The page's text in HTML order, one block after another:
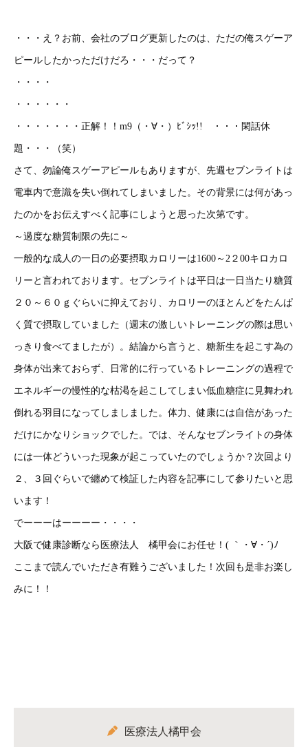
・・・え？お前、会社のブログ更新したのは、ただの俺スゲーア
ピールしたかっただけだろ・・・だって？
・・・・
・・・・・・
・・・・・・・正解！！m9（・∀・）ﾋﾞｼｯ!! ・・・閑話休
題・・・（笑）
さて、勿論俺スゲーアピールもありますが、先週セブンライトは
電車内で意識を失い倒れてしまいました。その背景には何があっ
たのかをお伝えすべく記事にしようと思った次第です。
～過度な糖質制限の先に～
一般的な成人の一日の必要摂取カロリーは1600～2２00キロカロ
リーと言われております。セブンライトは平日は一日当たり糖質
２０～６０ｇぐらいに抑えており、カロリーのほとんどをたんぱ
く質で摂取していました（週末の激しいトレーニングの際は思い
っきり食べてましたが）。結論から言うと、糖新生を起こす為の
身体が出来ておらず、日常的に行っているトレーニングの過程で
エネルギーの慢性的な枯渇を起こしてしまい低血糖症に見舞われ
倒れる羽目になってしましました。体力、健康には自信があった
だけにかなりショックでした。では、そんなセブンライトの身体
には一体どういった現象が起こっていたのでしょうか？次回より
２、３回ぐらいで纏めて検証した内容を記事にして参りたいと思
います！
でーーーはーーーー・・・・
大阪で健康診断なら医療法人 橘甲会にお任せ！( ｀・∀・´)ﾉ
ここまで読んでいただき有難うございました！次回も是非お楽し
みに！！
医療法人橘甲会